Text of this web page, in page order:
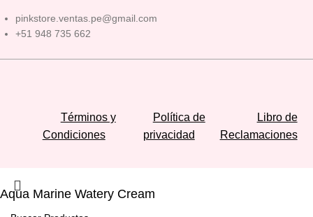
pinkstore.ventas.pe@gmail.com
+51 948 735 662
Términos y
Condiciones
Política de
privacidad
Libro de
Reclamaciones
Aqua Marine Watery Cream